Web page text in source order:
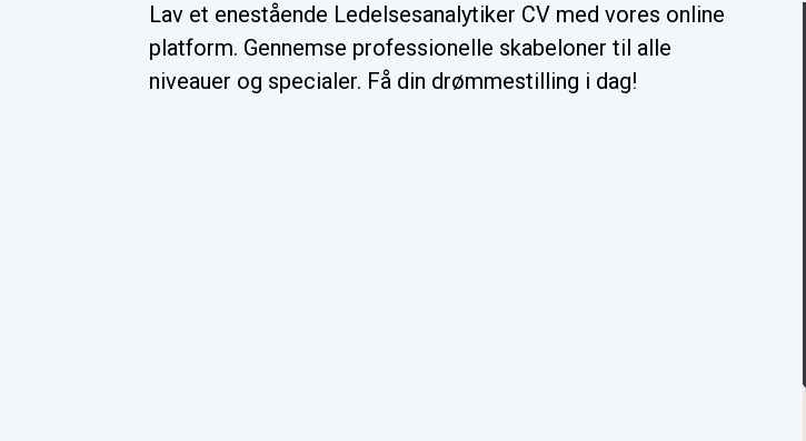
Lav et enestående Ledelsesanalytiker CV med vores online
platform. Gennemse professionelle skabeloner til alle
niveauer og specialer. Få din drømmestilling i dag!